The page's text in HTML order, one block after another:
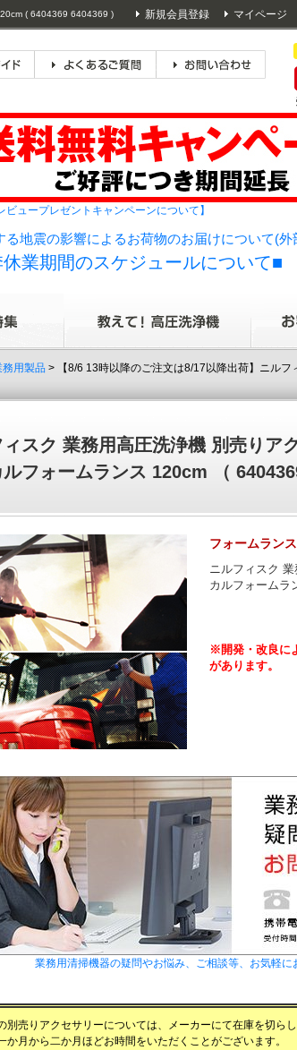
( 6404369 6404369 ) 新規会員登録 マイページ
ビュープレゼントキャンペーンについて】
地震の影響によるお荷物のお届けについて(
業期間のスケジュールについて■
務用製品 > 【8/6 13時以降のご注文は8/17以降出荷】ニル
スク 業務用高圧洗浄機 別売りア
フォームランス 120cm （
フォームラン
ニルフィスク
カルフォームラ
※開発・改良に
があります。
業務用清掃機器の疑問やお悩み、ご相談等、お気軽に
別売りアクセサリーについては、メーカーにて在庫を切ら
か月から二か月ほどお時間をいただくことがございます。